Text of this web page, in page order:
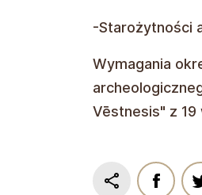
-Starożytności
Wymagania
Vēstnesis" z 19